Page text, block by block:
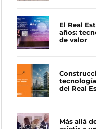
El Real
años:
de valor
del Real
Más allá